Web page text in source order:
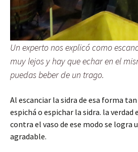
Un experto nos explicó como
muy lejos y hay que echar en el
puedas beber de un trago.
Al escanciar la sidra de esa forma
espichá o espichar la sidra. la verdad
contra el vaso de ese modo se logra
agradable.